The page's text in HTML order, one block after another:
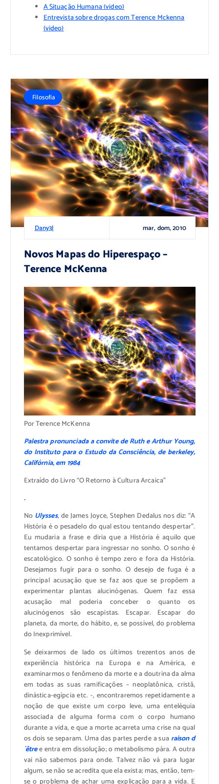
A Situação Humana (video)
Entrevista sobre drogas com Terence Mckenna
(video)
Dany3l mar, dom, 2010
Filosofia
Novos Mapas do Hiperespaço –
Terence McKenna
Por Terence McKenna
Palestra pronunciada a convite de Ruth e Arthur Young,
do Instituto para o Estudo da Consciência, de berkeley,
Califórnia, em 1984
Extraído do Livro “O Retorno à Cultura Arcaica”
.
No Ulysses, de James Joyce, Stephen Dedalus nos diz: “A
História é o pesadelo do qual estou tentando despertar”.
Eu mudaria a frase e diria que a História é aquilo que
tentamos despertar para ingressar no sonho. O sonho é
escatológico. O sonho é tempo zero e fora da História.
Desejamos fugir para o sonho. O desejo de fuga é a
principal acusação que se faz aos que se propõem a
experimentar plantas alucinógenas. Quem faz essa
acusação mal poderia conceber o quanto os
alucinógenos são escapistas. Escapar. Escapar do
planeta, da morte, do hábito, e, se possível, do problema
do Inexprimível.
Se deixarmos de lado os últimos trezentos anos de
experiência histórica na Europa e na América, e
examinarmos o fenômeno da morte e a doutrina da alma
em todas as suas ramificações – neoplatônica, cristã,
dinástica-egípcia etc. -, encontraremos repetidamente a
noção de que existe um corpo leve, uma enteléquia
associada de alguma forma com o corpo humano
durante a vida, e que a morte acarreta uma crise na qual
os dois se separam. Uma das partes perde a suaraison d
´êtree entra em dissolução; o metabolismo pára. A outra
vai não sabemos para onde. Talvez não vá para lugar
algum, se não se acredita que ela exista; mas, então, tem-
se o problema de achar uma explicação para a vida. E